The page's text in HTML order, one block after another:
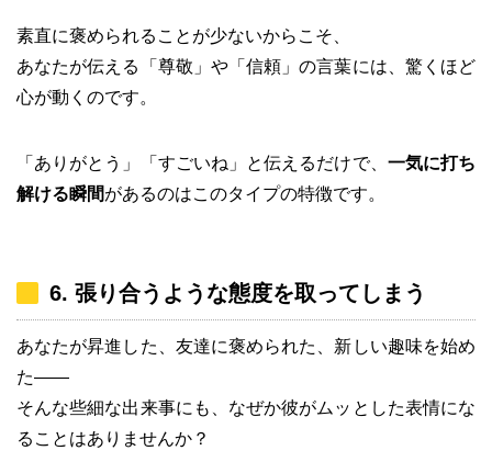
素直に褒められることが少ないからこそ、
あなたが伝える「尊敬」や「信頼」の言葉には、驚くほど
心が動くのです。
「ありがとう」「すごいね」と伝えるだけで、 一気に打ち
解ける瞬間があるのはこのタイプの特徴です。
6. 張り合うような態度を取ってしまう
あなたが昇進した、友達に褒められた、新しい趣味を始め
た――
そんな些細な出来事にも、なぜか彼がムッとした表情にな
ることはありませんか？